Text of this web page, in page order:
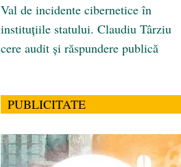
Val de incidente cibernetice în
instituțiile statului. Claudiu Târziu
cere audit și răspundere publică
PUBLICITATE